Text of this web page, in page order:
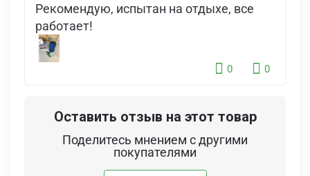
Рекомендую, испытан на отдыхе, все
работает!
0 0
Оставить отзыв на этот товар
Поделитесь мнением с другими
покупателями